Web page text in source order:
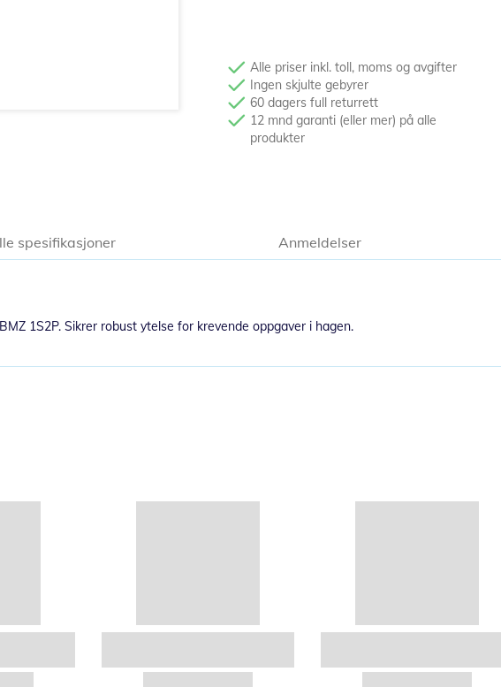
Alle priser inkl. toll, moms og avgifter
Ingen skjulte gebyrer
60 dagers full returrett
12 mnd garanti (eller mer) på alle
produkter
1S2P. Sikrer robust ytelse for krevende oppgaver i hagen.
spesifikasjoner Anmeldelser